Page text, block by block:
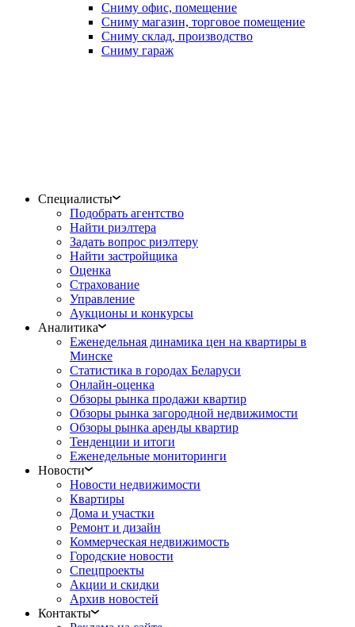
Сниму офис, помещение
Сниму магазин, торговое помещение
Сниму склад, производство
Сниму гараж
Специалисты
Подобрать агентство
Найти риэлтера
Задать вопрос риэлтеру
Найти застройщика
Оценка
Страхование
Управление
Аукционы и конкурсы
Аналитика
Еженедельная динамика цен на квартиры в
Минске
Статистика в городах Беларуси
Онлайн-оценка
Обзоры рынка продажи квартир
Обзоры рынка загородной недвижимости
Обзоры рынка аренды квартир
Тенденции и итоги
Еженедельные мониторинги
Новости
Новости недвижимости
Квартиры
Дома и участки
Ремонт и дизайн
Коммерческая недвижимость
Городские новости
Спецпроекты
Акции и скидки
Архив новостей
Контакты